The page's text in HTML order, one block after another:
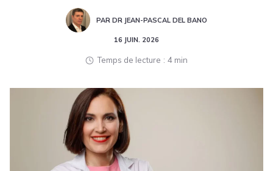
PAR DR JEAN-PASCAL DEL BANO
16 JUIN. 2026
Temps de lecture 4 min